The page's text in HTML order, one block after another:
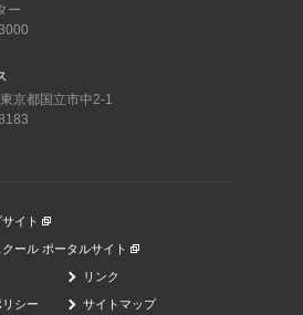
ー
京都国立市中2-1
イト
ール ポータルサイト
リンク
シー サイトマップ